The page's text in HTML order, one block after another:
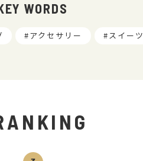
WORDS
アクセサリー スイーツ